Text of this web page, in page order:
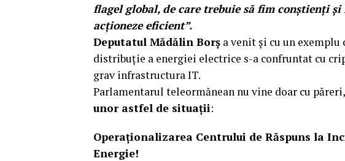
flagel global, de care trebuie să fim conștienți
acționeze eficient”.
Deputatul Mădălin Borș a venit și cu un
distribuție a energiei electrice s-a confruntat cu
grav infrastructura IT.
Parlamentarul teleormănean nu vine doar cu
unor astfel de situații:
Operaționalizarea Centrului de Răspuns la
Energie!